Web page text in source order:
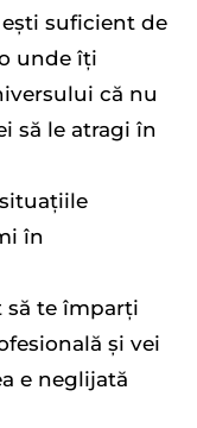
suficient de
unde îți
că nu
să le atragi în
în
să te împarți
și vei
e neglijată